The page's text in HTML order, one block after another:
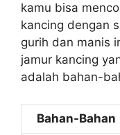
kamu bisa
kancing dengan
gurih dan manis
jamur kancing
adalah bahan-
Bahan-Bahan